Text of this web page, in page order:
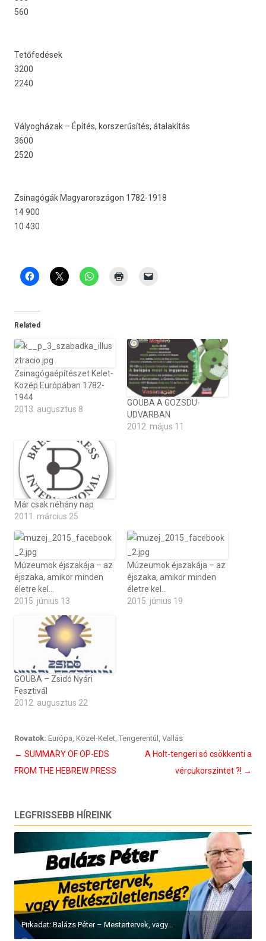
560
Tetőfedések
3200
2240
Vályogházak – Építés, korszerűsítés, átalakítás
3600
2520
Zsinagógák Magyarországon 1782-1918
14 900
10 430
Related
Zsinagógaépítészet Kelet-
Közép Európában 1782-
1944
2013. augusztus 8
GOUBA A GOZSDU-
UDVARBAN
2012. május 11
Már csak néhány nap
2011. március 25
Múzeumok éjszakája – az
éjszaka, amikor minden
életre kel…
2015. június 13
Múzeumok éjszakája – az
éjszaka, amikor minden
életre kel…
2015. június 19
GOUBA – Zsidó Nyári
Fesztivál
2012. augusztus 22
Rovatok: Európa, Közel-Kelet, Tengerentúl , Vallás
Bejegyzés
navigáció
← SUMMARY OF OP-EDS
FROM THE HEBREW PRESS
A Holt-tengeri só csökkenti a
vércukorszintet ?! →
LEGFRISSEBB HÍREINK
Pirkadat: Balázs Péter – Mestertervek, vagy...